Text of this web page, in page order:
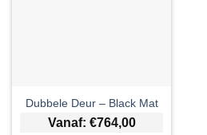
Dubbele Deur – Black Mat
Vanaf: €764,00